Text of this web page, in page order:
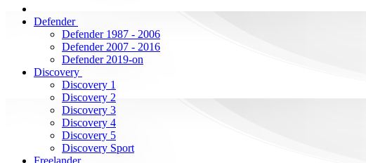
Defender
Defender 1987 - 2006
Defender 2007 - 2016
Defender 2019-on
Discovery
Discovery 1
Discovery 2
Discovery 3
Discovery 4
Discovery 5
Discovery Sport
Freelander